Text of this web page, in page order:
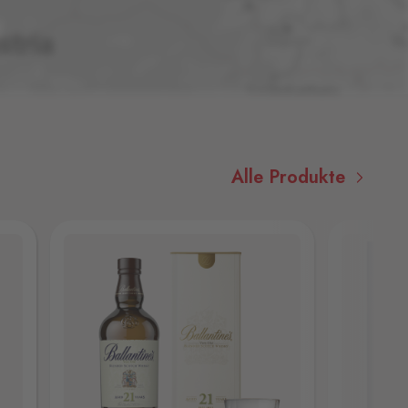
Alle Produkte